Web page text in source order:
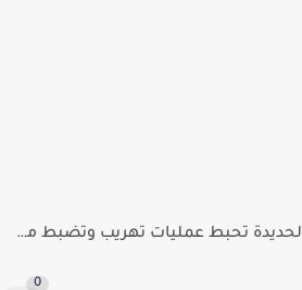
نجدة الحديدة تحبط عمليات تهريب وتضبط مطلوبين وشحنات مواد...